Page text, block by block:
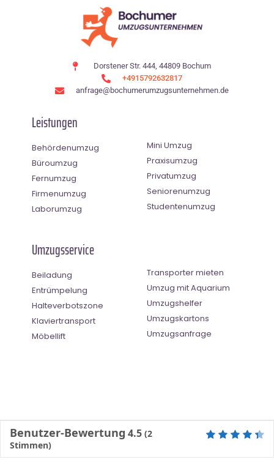
Dorstener Str. 444, 44809 Bochum
+4915792632817
anfrage@bochumerumzugsunternehmen.de
Leistungen
Behördenumzug
Büroumzug
Fernumzug
Firmenumzug
Laborumzug
Mini Umzug
Praxisumzug
Privatumzug
Seniorenumzug
Studentenumzug
Umzugsservice
Beiladung
Entrümpelung
Halteverbotszone
Klaviertransport
Möbellift
Transporter mieten
Umzug mit Aquarium
Umzugshelfer
Umzugskartons
Umzugsanfrage
Benutzer-Bewertung 4.5 (2
Stimmen)